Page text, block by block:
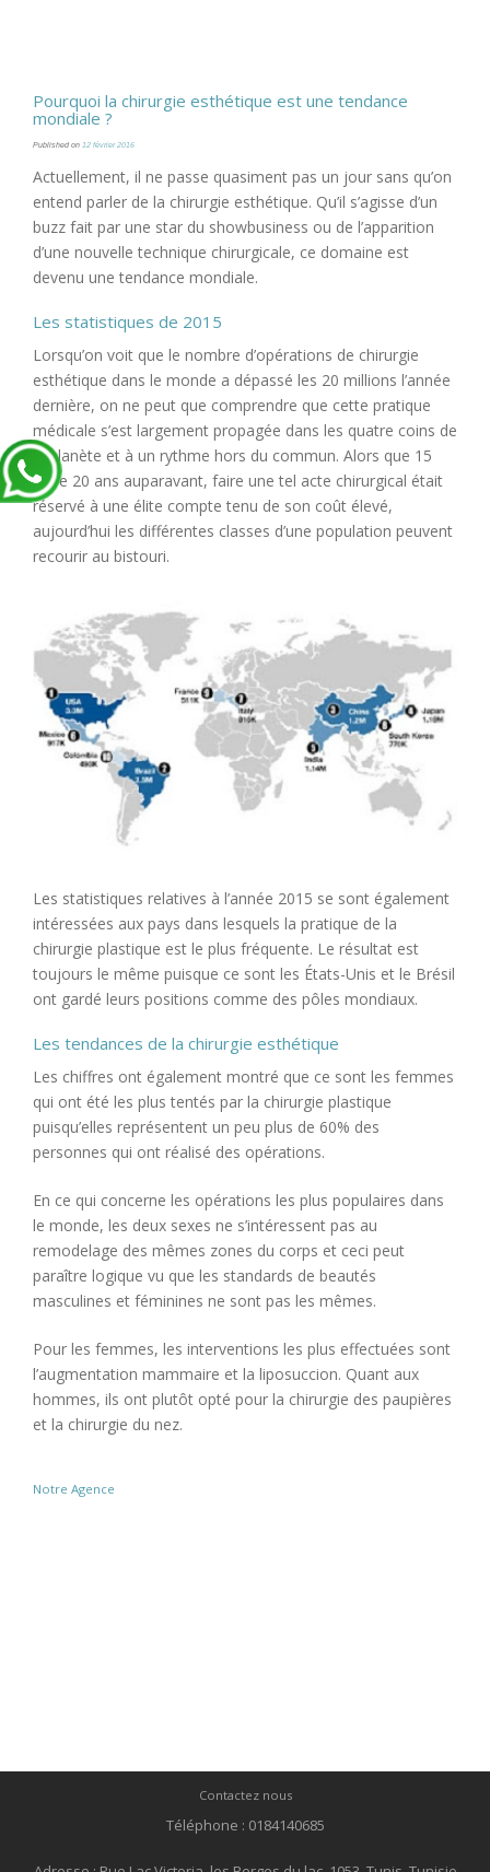
Pourquoi la chirurgie esthétique est une tendance
mondiale ?
Published on 12 février 2016
Actuellement, il ne passe quasiment pas un jour sans qu’on
entend parler de la chirurgie esthétique. Qu’il s’agisse d’un
buzz fait par une star du showbusiness ou de l’apparition
d’une nouvelle technique chirurgicale, ce domaine est
devenu une tendance mondiale.
Les statistiques de 2015
Lorsqu’on voit que le nombre d’opérations de chirurgie
esthétique dans le monde a dépassé les 20 millions l’année
dernière, on ne peut que comprendre que cette pratique
médicale s’est largement propagée dans les quatre coins de
la planète et à un rythme hors du commun. Alors que 15
voire 20 ans auparavant, faire une tel acte chirurgical était
réservé à une élite compte tenu de son coût élevé,
aujourd’hui les différentes classes d’une population peuvent
recourir au bistouri.
Les statistiques relatives à l’année 2015 se sont également
intéressées aux pays dans lesquels la pratique de la
chirurgie plastique est le plus fréquente. Le résultat est
toujours le même puisque ce sont les États-Unis et le Brésil
ont gardé leurs positions comme des pôles mondiaux.
Les tendances de la chirurgie esthétique
Les chiffres ont également montré que ce sont les femmes
qui ont été les plus tentés par la chirurgie plastique
puisqu’elles représentent un peu plus de 60% des
personnes qui ont réalisé des opérations.
En ce qui concerne les opérations les plus populaires dans
le monde, les deux sexes ne s’intéressent pas au
remodelage des mêmes zones du corps et ceci peut
paraître logique vu que les standards de beautés
masculines et féminines ne sont pas les mêmes.
Pour les femmes, les interventions les plus effectuées sont
l’augmentation mammaire et la liposuccion. Quant aux
hommes, ils ont plutôt opté pour la chirurgie des paupières
et la chirurgie du nez.
Notre Agence
Contactez nous
Téléphone : 0184140685